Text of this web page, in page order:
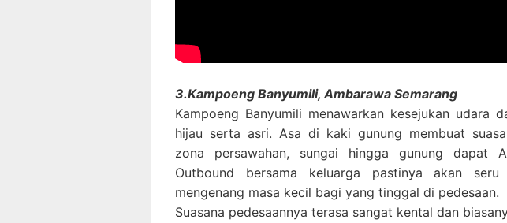
3.Kampoeng Banyumili, Ambarawa Semarang
Kampoeng Banyumili menawarkan kesejukan udara
hijau serta asri. Asa di kaki gunung membuat
zona persawahan, sungai hingga gunung dapat
Outbound bersama keluarga pastinya akan seru
mengenang masa kecil bagi yang tinggal di pedesaan.
Suasana pedesaannya terasa sangat kental dan